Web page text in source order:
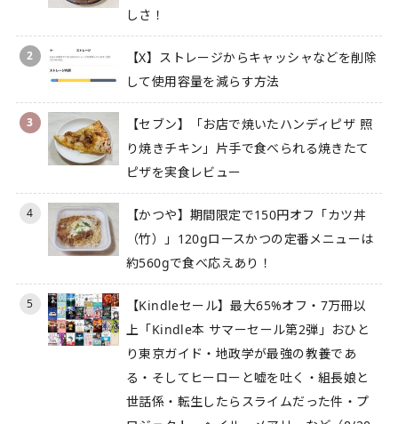
しさ！
2
【X】ストレージからキャッシャなどを削除
して使用容量を減らす方法
3
【セブン】「お店で焼いたハンディピザ 照
り焼きチキン」片手で食べられる焼きたて
ピザを実食レビュー
4
【かつや】期間限定で150円オフ「カツ丼
（竹）」120gロースかつの定番メニューは
約560gで食べ応えあり！
5
【Kindleセール】最大65%オフ・7万冊以
上「Kindle本 サマーセール第2弾」おひと
り東京ガイド・地政学が最強の教養であ
る・そしてヒーローと嘘を吐く・組長娘と
世話係・転生したらスライムだった件・プ